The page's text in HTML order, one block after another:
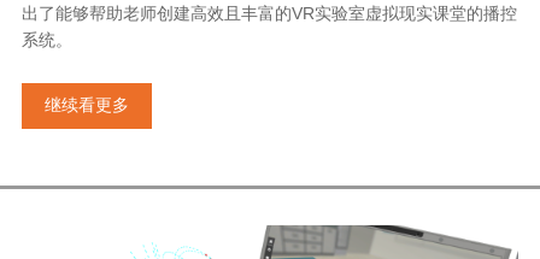
出了能够帮助老师创建高效且丰富的VR实验室虚拟现实课堂的播控
系统。
继续看更多